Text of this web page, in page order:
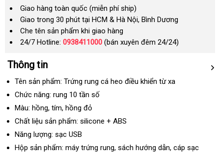
Giao hàng toàn quốc (miễn phí ship)
Giao trong 30 phút tại HCM & Hà Nội, Bình Dương
Che tên sản phẩm khi giao hàng
24/7 Hotline: 0938411000 (bán xuyên đêm 24/24)
Thông tin
Tên sản phẩm: Trứng rung cá heo điều khiển từ xa
Chức năng: rung 10 tần số
Màu: hồngở
đâu
, tímở
đâu
tín
, hồng đỏ
Chất liệu sản phẩm: silicone + ABS
Năng lượng: sạc USB
Hộp sản phẩm: máy trứng rungkhuyến
, sách hướng dẫnnhập
, cáp sạc